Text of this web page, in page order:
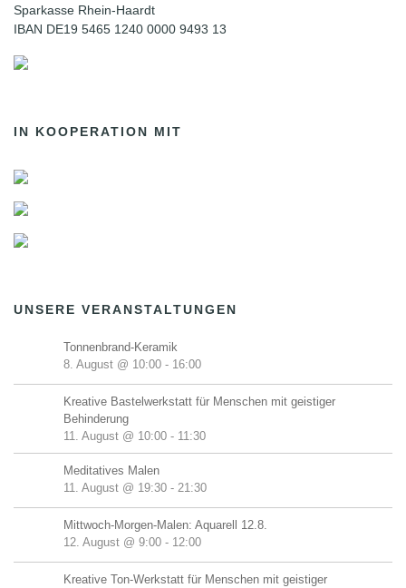
Sparkasse Rhein-Haardt
IBAN DE19 5465 1240 0000 9493 13
IN KOOPERATION MIT
UNSERE VERANSTALTUNGEN
Tonnenbrand-Keramik
8. August @ 10:00 - 16:00
Kreative Bastelwerkstatt für Menschen mit geistiger
Behinderung
11. August @ 10:00 - 11:30
Meditatives Malen
11. August @ 19:30 - 21:30
Mittwoch-Morgen-Malen: Aquarell 12.8.
12. August @ 9:00 - 12:00
Kreative Ton-Werkstatt für Menschen mit geistiger